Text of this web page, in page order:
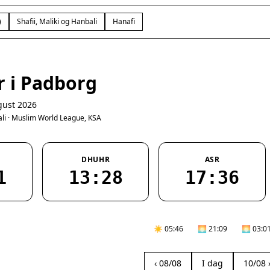
Shafii, Maliki og Hanbali Hanafi
i Padborg
2026
· Muslim World League, KSA
DHUHR
13:28
ASR
17:36
☀️ 05:46 🌅 21:09 🌅
‹ 08/08 I dag 10/08 ›